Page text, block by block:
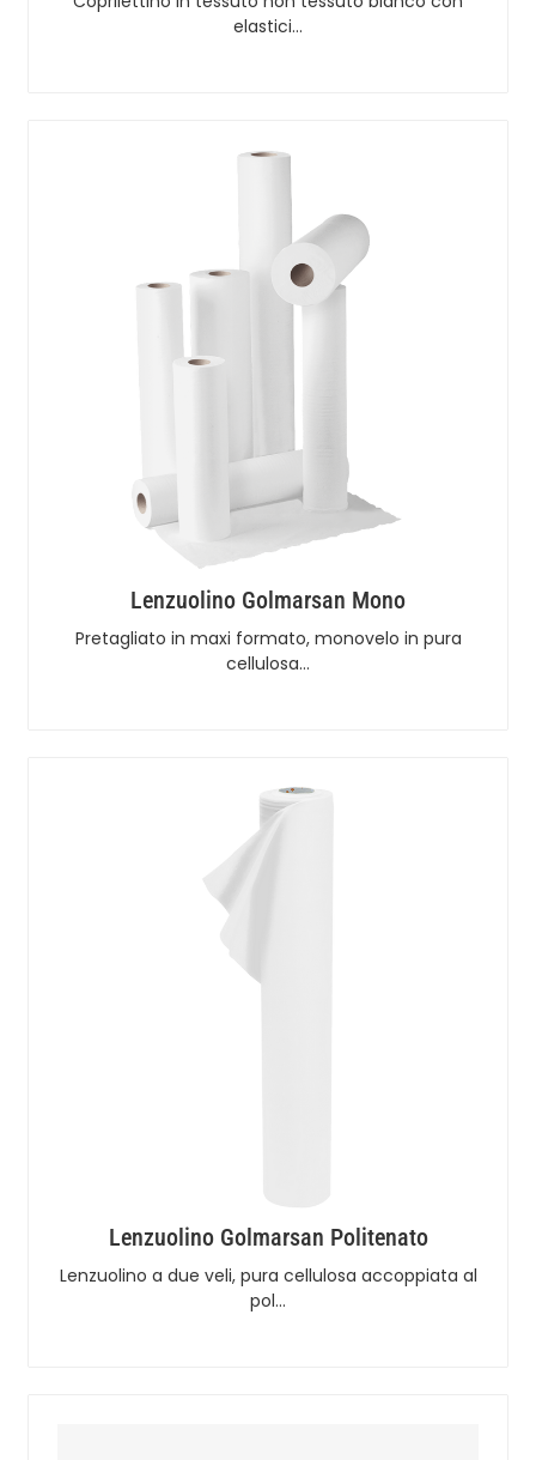
elastici…
Lenzuolino Golmarsan Mono
Pretagliato in maxi formato, monovelo in pura
cellulosa…
Lenzuolino Golmarsan Politenato
Lenzuolino a due veli, pura cellulosa accoppiata al
pol…